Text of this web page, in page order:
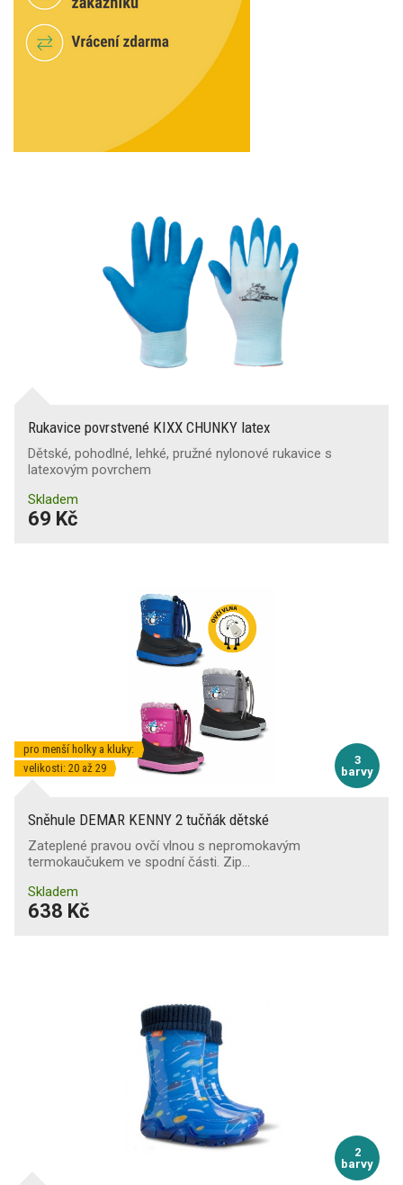
Rukavice povrstvené KIXX CHUNKY latex
Dětské, pohodlné, lehké, pružné nylonové rukavice s
latexovým povrchem
Skladem
69 Kč
3
barvy
pro menší holky a kluky:
velikosti: 20 až 29
Sněhule DEMAR KENNY 2 tučňák dětské
Zateplené pravou ovčí vlnou s nepromokavým
termokaučukem ve spodní části. Zip…
Skladem
638 Kč
2
barvy